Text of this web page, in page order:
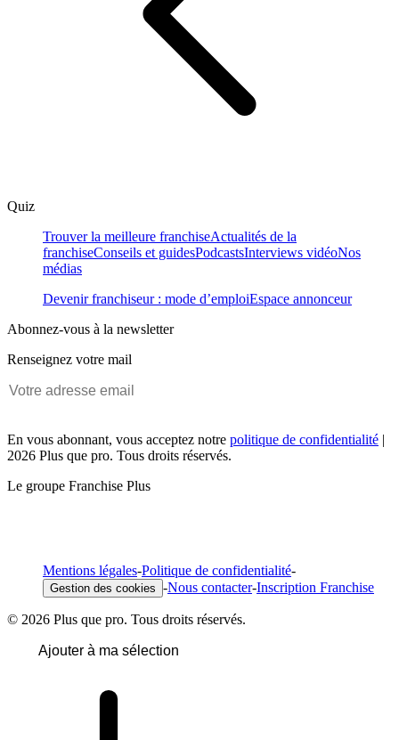
Quiz
Trouver la meilleure franchiseActualités de la
franchiseConseils et guidesPodcastsInterviews vidéoNos
médias
Devenir franchiseur : mode d’emploiEspace annonceur
Abonnez-vous à la newsletter
Renseignez votre mail
En vous abonnant, vous acceptez notre politique de confidentialité |
2026 Plus que pro. Tous droits réservés.
Le groupe Franchise Plus
Mentions légales-Politique de confidentialité-
Gestion des cookies -Nous contacter-Inscription Franchise
© 2026 Plus que pro. Tous droits réservés.
Ajouter à ma sélection